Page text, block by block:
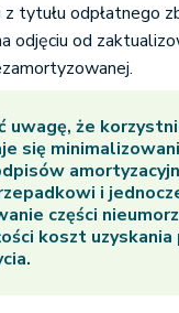
tytułu odpłatnego
odjęciu od
uwagę, że
się
i
części
koszt uzyskania